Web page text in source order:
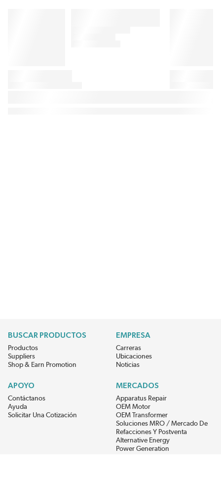
BUSCAR PRODUCTOS
Productos
Suppliers
Shop & Earn Promotion
EMPRESA
Carreras
Ubicaciones
Noticias
APOYO
Contáctanos
Ayuda
Solicitar Una Cotización
MERCADOS
Apparatus Repair
OEM Motor
OEM Transformer
Soluciones MRO / Mercado De
Refacciones Y Postventa
Alternative Energy
Power Generation